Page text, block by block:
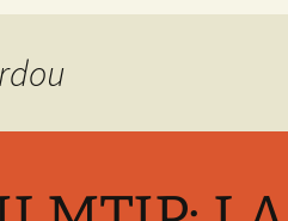
Je compte de 1-20